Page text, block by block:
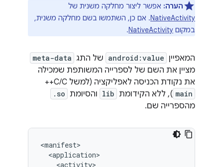
הערה: אפשר ליצור מחלקה משנית של
NativeActivity. אם כן, השתמשו בשם מחלקה משנית,
במקום NativeActivity
.
המאפיין android:value של התג meta-data
מציין את השם של לספרייה המשותפת שמכילה
את נקודת הכניסה לאפליקציה (למשל C/C++
main ), ללא הקידומת lib והסיומת .so
מהספרייה שם.